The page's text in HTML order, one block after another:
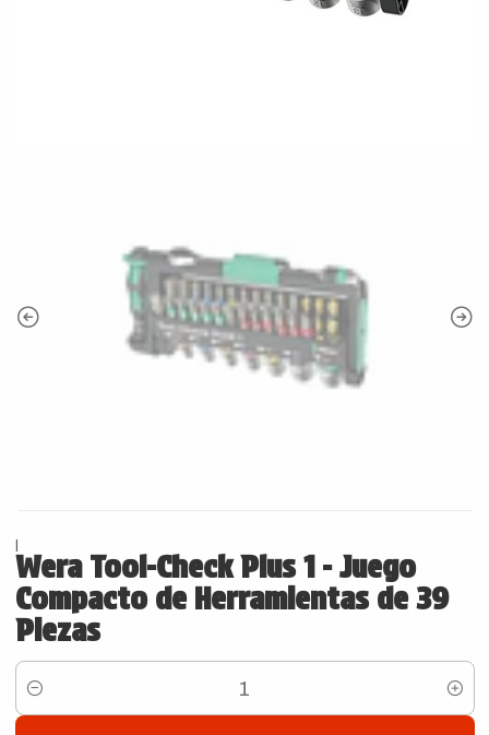
|
Wera Tool-Check Plus 1 - Juego
Compacto de Herramientas de 39
Piezas
Cantidad